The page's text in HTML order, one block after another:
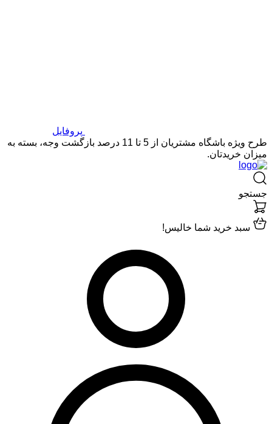
پروفایل
طرح ویژه باشگاه مشتریان از 5 تا 11 درصد بازگشت وجه، بسته به
میزان خریدتان.
جستجو
سبد خرید شما خالیس!